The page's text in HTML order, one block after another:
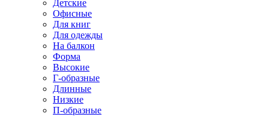
Детские
Офисные
Для книг
Для одежды
На балкон
Форма
Высокие
Г-образные
Длинные
Низкие
П-образные